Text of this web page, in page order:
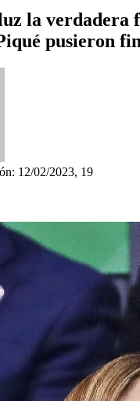
la verdadera
pusieron
12/02/2023, 19